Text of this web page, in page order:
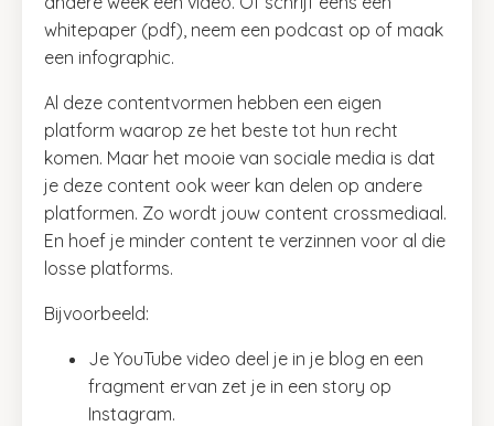
whitepaper (pdf), neem een podcast op of maak
een infographic.
Al deze contentvormen hebben een eigen
platform waarop ze het beste tot hun recht
komen. Maar het mooie van sociale media is dat
je deze content ook weer kan delen op andere
platformen. Zo wordt jouw content crossmediaal.
En hoef je minder content te verzinnen voor al die
losse platforms.
Bijvoorbeeld:
Je YouTube video deel je in je blog en een
fragment ervan zet je in een story op
Instagram.